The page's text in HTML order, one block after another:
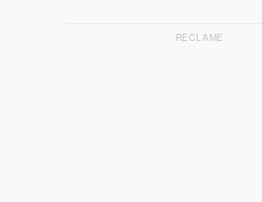
RECLAME